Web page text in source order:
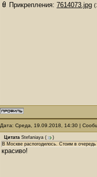
Прикрепления: 7614073.jpg
Дата: Среда, 19.09.2018, 14:30 |
Цитата Stefaniaya (
)
В Москве распогодилось. Стоим в очередь
красиво!